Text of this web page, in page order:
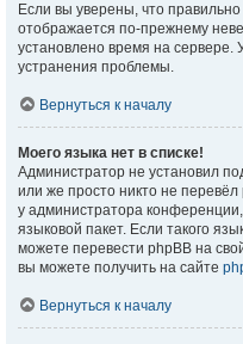
Если вы уверены, что
отображается по-прежнему
установлено время на сервере.
устранения проблемы.
Вернуться к началу
Моего языка нет в списке!
Администратор не установил
или же просто никто не
у администратора
языковой пакет. Если такого
можете перевести phpBB на
вы можете получить на сайте
Вернуться к началу